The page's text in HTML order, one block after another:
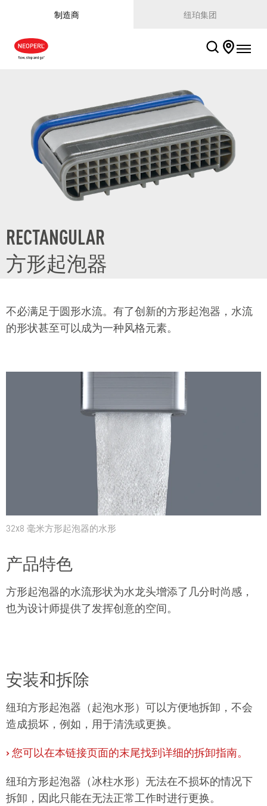
制造商 纽珀集团
RECTANGULAR
方形起泡器
不必满足于圆形水流。有了创新的方形起泡器，水流
的形状甚至可以成为一种风格元素。
32x8 毫米方形起泡器的水形
产品特色
方形起泡器的水流形状为水龙头增添了几分时尚感，
也为设计师提供了发挥创意的空间。
安装和拆除
纽珀方形起泡器（起泡水形）可以方便地拆卸，不会
造成损坏，例如，用于清洗或更换。
›您可以在本链接页面的末尾找到详细的拆卸指南。
纽珀方形起泡器（冰柱水形）无法在不损坏的情况下
拆卸，因此只能在无法正常工作时进行更换。